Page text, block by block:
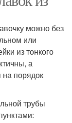
можно без
или
из тонкого
а
порядок
трубы